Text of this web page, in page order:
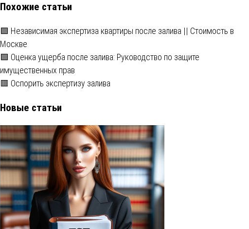
записям
Похожие статьи
🟩 Независимая экспертиза квартиры после залива || Стоимость в
Москве
🟩 Оценка ущерба после залива: Руководство по защите
имущественных прав
🟥 Оспорить экспертизу залива
Новые статьи